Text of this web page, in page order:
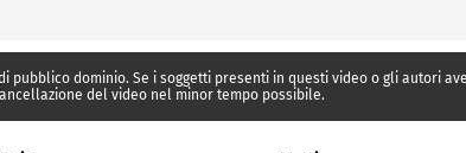
dominio. Se i soggetti presenti in questi video o gli autori
del video nel minor tempo possibile.